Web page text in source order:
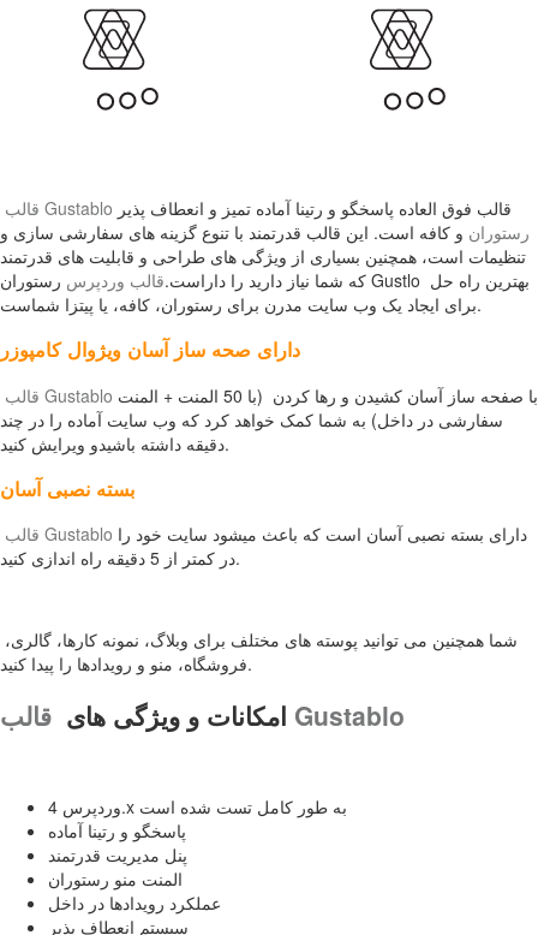
قالب Gustablo قالب فوق العاده پاسخگو و رتینا آماده تمیز و انعطاف پذیر
رستوران و کافه است. این قالب قدرتمند با تنوع گزینه های سفارشی سازی و
تنظیمات است، همچنین بسیاری از ویژگی های طراحی و قابلیت های قدرتمند
که شما نیاز دارید را داراست.قالب وردپرس رستوران Gustlo بهترین راه حل
برای ایجاد یک وب سایت مدرن برای رستوران، کافه، یا پیتزا شماست.
دارای صحه ساز آسان ویژوال کامپوزر
قالب Gustablo
سفارشی در داخل) به شما کمک خواهد کرد که وب سایت آماده را در چند
دقیقه داشته باشیدو ویرایش کنید.
قالب Gustablo
در کمتر از 5 دقیقه راه اندازی کنید.
فروشگاه، منو و رویدادها را پیدا کنید.
امکانات و ویژگی های قالب Gustablo
وردپرس 4.x به طور کامل تست شده است
پنل مدیریت قدرتمند
المنت منو رستوران
عملکرد رویدادها در داخل